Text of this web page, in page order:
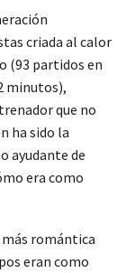
criada al calor
(93 partidos en
minutos),
que no
ha sido la
ayudante de
era como
más romántica
eran como